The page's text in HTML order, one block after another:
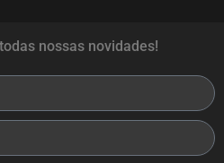
nossas novidades!